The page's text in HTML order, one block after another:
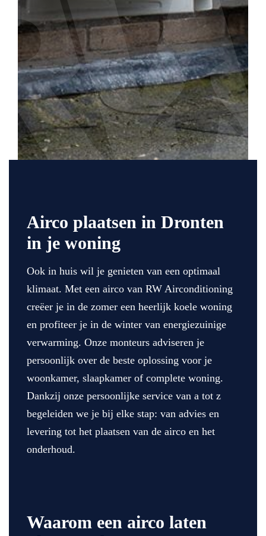
Airco plaatsen in Dronten
in je woning
Ook in huis wil je genieten van een optimaal
klimaat. Met een airco van RW Airconditioning
creëer je in de zomer een heerlijk koele woning
en profiteer je in de winter van energiezuinige
verwarming. Onze monteurs adviseren je
persoonlijk over de beste oplossing voor je
woonkamer, slaapkamer of complete woning.
Dankzij onze persoonlijke service van a tot z
begeleiden we je bij elke stap: van advies en
levering tot het plaatsen van de airco en het
onderhoud.
Waarom een airco laten